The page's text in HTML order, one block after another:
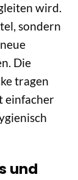
wird.
sondern
Die
tragen
einfacher
und